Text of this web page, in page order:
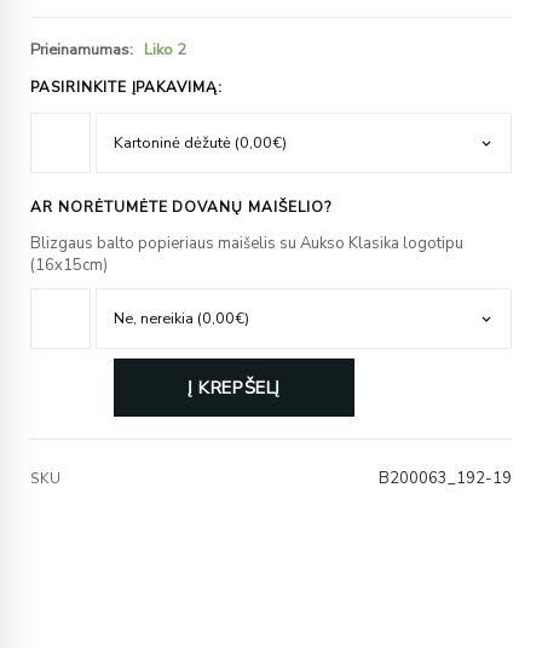
Prieinamumas: Liko 2
PASIRINKITE ĮPAKAVIMĄ:
AR NORĖTUMĖTE DOVANŲ MAIŠELIO?
Blizgaus balto popieriaus maišelis su Aukso Klasika logotipu
(16x15cm)
Į KREPŠELĮ
SKU B200063_192-19